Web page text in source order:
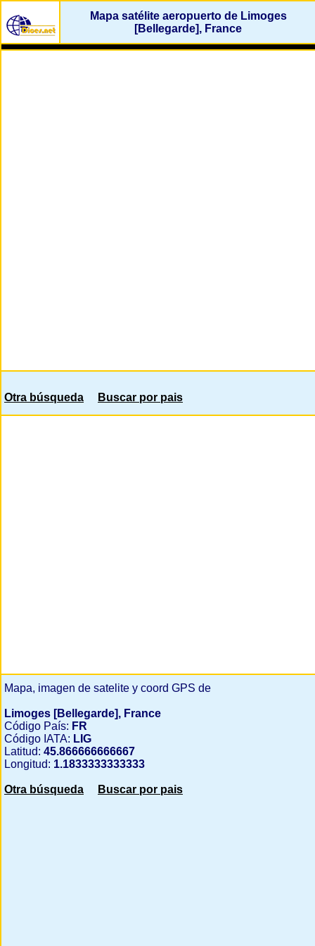
Mapa satélite aeropuerto de Limoges
[Bellegarde], France
Otra búsqueda Buscar por pais
Mapa, imagen de satelite y coord GPS de
Limoges [Bellegarde], France
Código País: FR
Código IATA: LIG
Latitud: 45.866666666667
Longitud: 1.1833333333333
Otra búsqueda Buscar por pais